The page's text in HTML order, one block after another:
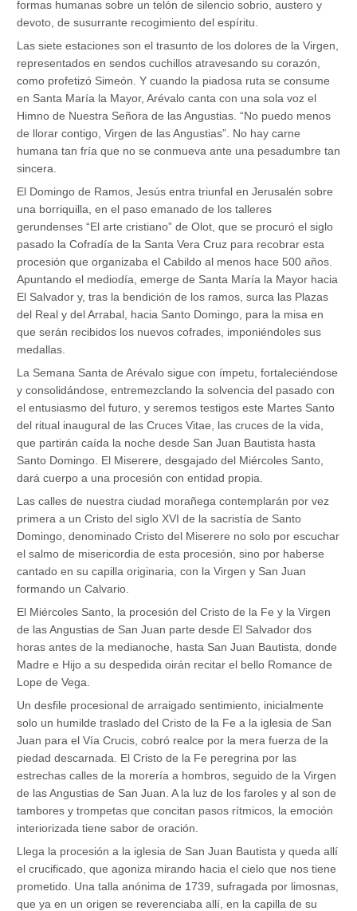
formas humanas sobre un telón de silencio sobrio, austero y
devoto, de susurrante recogimiento del espíritu.
Las siete estaciones son el trasunto de los dolores de la Virgen,
representados en sendos cuchillos atravesando su corazón,
como profetizó Simeón. Y cuando la piadosa ruta se consume
en Santa María la Mayor, Arévalo canta con una sola voz el
Himno de Nuestra Señora de las Angustias. “No puedo menos
de llorar contigo, Virgen de las Angustias”. No hay carne
humana tan fría que no se conmueva ante una pesadumbre tan
sincera.
El Domingo de Ramos, Jesús entra triunfal en Jerusalén sobre
una borriquilla, en el paso emanado de los talleres
gerundenses “El arte cristiano” de Olot, que se procuró el siglo
pasado la Cofradía de la Santa Vera Cruz para recobrar esta
procesión que organizaba el Cabildo al menos hace 500 años.
Apuntando el mediodía, emerge de Santa María la Mayor hacia
El Salvador y, tras la bendición de los ramos, surca las Plazas
del Real y del Arrabal, hacia Santo Domingo, para la misa en
que serán recibidos los nuevos cofrades, imponiéndoles sus
medallas.
La Semana Santa de Arévalo sigue con ímpetu, fortaleciéndose
y consolidándose, entremezclando la solvencia del pasado con
el entusiasmo del futuro, y seremos testigos este Martes Santo
del ritual inaugural de las Cruces Vitae, las cruces de la vida,
que partirán caída la noche desde San Juan Bautista hasta
Santo Domingo. El Miserere, desgajado del Miércoles Santo,
dará cuerpo a una procesión con entidad propia.
Las calles de nuestra ciudad morañega contemplarán por vez
primera a un Cristo del siglo XVI de la sacristía de Santo
Domingo, denominado Cristo del Miserere no solo por escuchar
el salmo de misericordia de esta procesión, sino por haberse
cantado en su capilla originaria, con la Virgen y San Juan
formando un Calvario.
El Miércoles Santo, la procesión del Cristo de la Fe y la Virgen
de las Angustias de San Juan parte desde El Salvador dos
horas antes de la medianoche, hasta San Juan Bautista, donde
Madre e Hijo a su despedida oirán recitar el bello Romance de
Lope de Vega.
Un desfile procesional de arraigado sentimiento, inicialmente
solo un humilde traslado del Cristo de la Fe a la iglesia de San
Juan para el Vía Crucis, cobró realce por la mera fuerza de la
piedad descarnada. El Cristo de la Fe peregrina por las
estrechas calles de la morería a hombros, seguido de la Virgen
de las Angustias de San Juan. A la luz de los faroles y al son de
tambores y trompetas que concitan pasos rítmicos, la emoción
interiorizada tiene sabor de oración.
Llega la procesión a la iglesia de San Juan Bautista y queda allí
el crucificado, que agoniza mirando hacia el cielo que nos tiene
prometido. Una talla anónima de 1739, sufragada por limosnas,
que ya en un origen se reverenciaba allí, en la capilla de su